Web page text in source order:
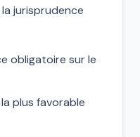
jurisprudence
obligatoire sur le
plus favorable